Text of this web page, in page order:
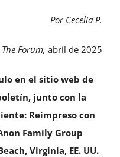
Por Cecelia P.
The Forum, abril de 2025
en el sitio web de
ín, junto con la
Reimpreso con
Family Group
Virginia, EE. UU.